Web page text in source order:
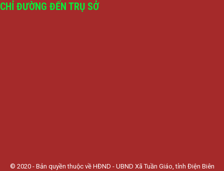
CHỈ ĐƯỜNG ĐẾN TRỤ SỞ
© 2020 - Bản quyền thuộc về HĐND - UBND Xã Tuần Giáo, tỉnh Điện Biên